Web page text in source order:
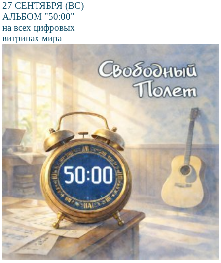
27 СЕНТЯБРЯ (ВС)
АЛЬБОМ "50:00"
на всех цифровых
витринах мира
изображения